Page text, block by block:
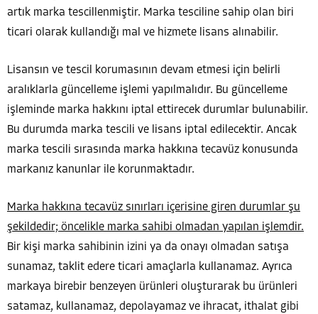
artık marka tescillenmiştir. Marka tesciline sahip olan biri
ticari olarak kullandığı mal ve hizmete lisans alınabilir.
Lisansın ve tescil korumasının devam etmesi için belirli
aralıklarla güncelleme işlemi yapılmalıdır. Bu güncelleme
işleminde marka hakkını iptal ettirecek durumlar bulunabilir.
Bu durumda marka tescili ve lisans iptal edilecektir. Ancak
marka tescili sırasında marka hakkına tecavüz konusunda
markanız kanunlar ile korunmaktadır.
Marka hakkına tecavüz sınırları içerisine giren durumlar şu
şekildedir; öncelikle marka sahibi olmadan yapılan işlemdir.
Bir kişi marka sahibinin izini ya da onayı olmadan satışa
sunamaz, taklit edere ticari amaçlarla kullanamaz. Ayrıca
markaya birebir benzeyen ürünleri oluşturarak bu ürünleri
satamaz, kullanamaz, depolayamaz ve ihracat, ithalat gibi